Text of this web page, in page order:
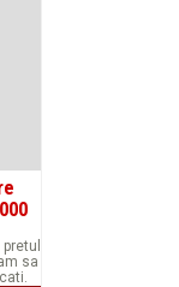
sa